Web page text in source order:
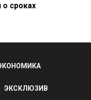
о сроках
ЭКСКЛЮЗИВ